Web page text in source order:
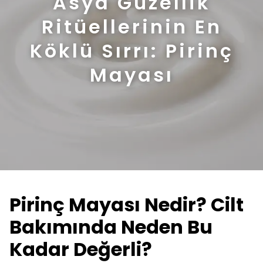
Ritüellerinin En
Köklü Sırrı: Pirinç
Mayası
Pirinç Mayası Nedir? Cilt
Bakımında Neden Bu
Kadar Değerli?